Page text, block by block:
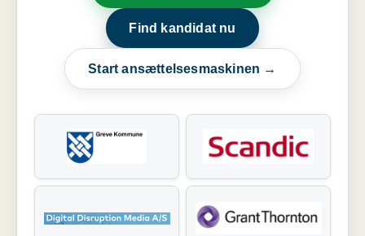
Find kandidat nu
Start ansættelsesmaskinen →